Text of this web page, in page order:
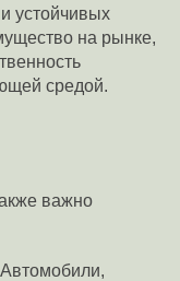
устойчивых
на рынке,
средой.
важно